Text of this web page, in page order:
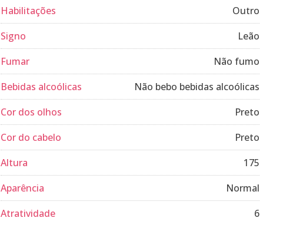
Habilitações
Outro
Signo
Leão
Fumar
Não fumo
Bebidas alcoólicas
Não bebo bebidas alcoólicas
Cor dos olhos
Preto
Cor do cabelo
Preto
Altura
175
Aparência
Normal
Atratividade
6